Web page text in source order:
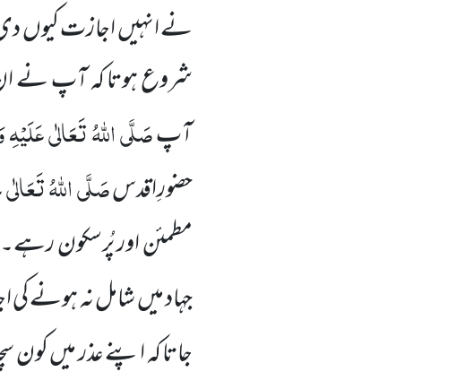
نے انہیں اجازت کیوں دی
شروع ہوتا کہ آپ نے ان
آپصَلَّی اللہُ تَعَالٰی
حضورِاقدسصَلَّی اللہُ
مطمئن اور پُرسکون
جہاد میں شامل نہ ہونے
جاتا کہ اپنے عذر میں کون